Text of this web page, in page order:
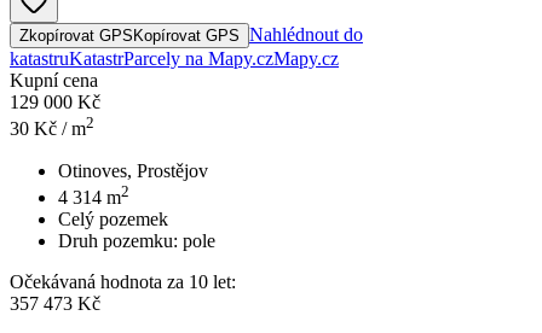
Zkopírovat GPS Kopírovat GPS Nahlédnout do
katastruKatastrParcely na Mapy.czMapy.cz
Kupní cena
129 000 Kč
30 Kč / m2
Otinoves, Prostějov
4 314 m2
Celý pozemek
Druh pozemku: pole
Očekávaná hodnota za 10 let:
357 473 Kč